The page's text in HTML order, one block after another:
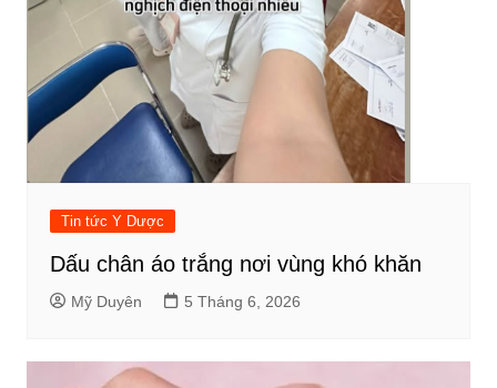
Tin tức Y Dược
Dấu chân áo trắng nơi vùng khó khăn
Mỹ Duyên 5 Tháng 6, 2026